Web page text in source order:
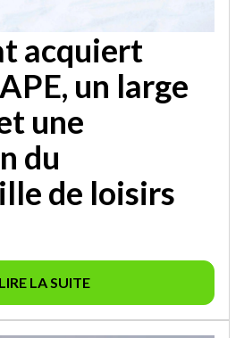
acquiert
un large
une
du
de loisirs
LIRE LA SUITE